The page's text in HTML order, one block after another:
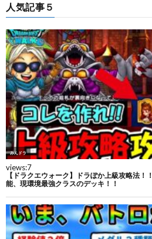
人気記事５